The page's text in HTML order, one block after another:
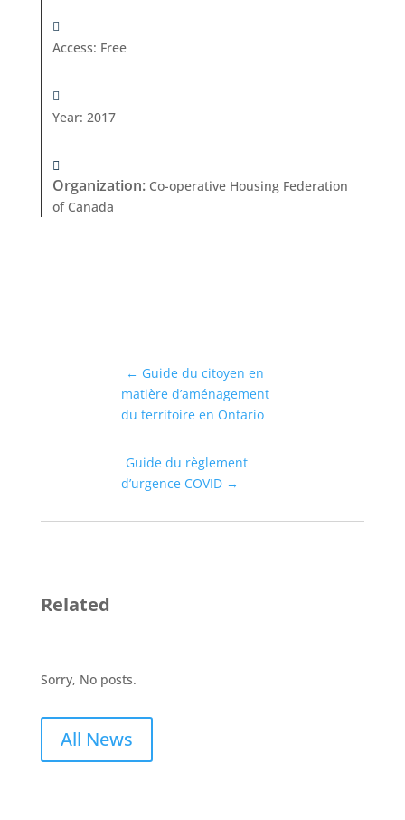
Access: Free
Year: 2017
Organization: Co-operative Housing Federation
of Canada
← Guide du citoyen en
matière d’aménagement
du territoire en Ontario
Guide du règlement
d’urgence COVID →
Related
Sorry, No posts.
All News